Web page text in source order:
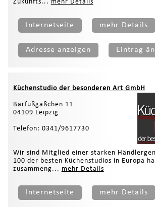
Zukunfts... mehr Details
Internetseite mehr Details
Adresse anzeigen Eintrag
Küchenstudio der besonderen Art GmbH
Barfußgäßchen 11
04109 Leipzig
Telefon: 0341/9617730
Wir sind Mitglied einer starken
100 der besten Küchenstudios in Europa
zusammeng... mehr Details
Internetseite mehr Details